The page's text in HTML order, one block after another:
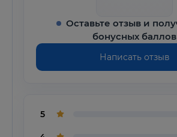
Оставьте отзыв и
бонусных баллов
Написать отзыв
5